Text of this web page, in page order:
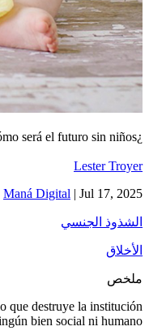
¿Cómo será el futuro sin niños?
Lester Troyer
Maná Digital | Jul 17, 2025
الشذوذ الجنسي
الأخلاق
ملخص
que destruye la institución
bien social ni humano?